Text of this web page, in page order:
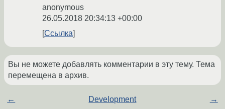
anonymous
26.05.2018 20:34:13 +00:00
Ссылка
Вы не можете добавлять комментарии в эту тему. Тема
перемещена в архив.
← Development →